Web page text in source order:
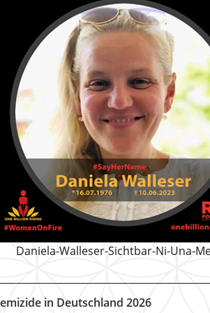
Daniela-Walleser-Sichtbar-Ni-Una-
in Deutschland 2026